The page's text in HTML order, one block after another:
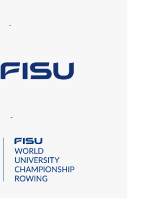
-
-